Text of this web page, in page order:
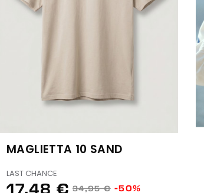
MAGLIETTA 10 SAND
LAST CHANCE
17,48 € 34,95 € -50%